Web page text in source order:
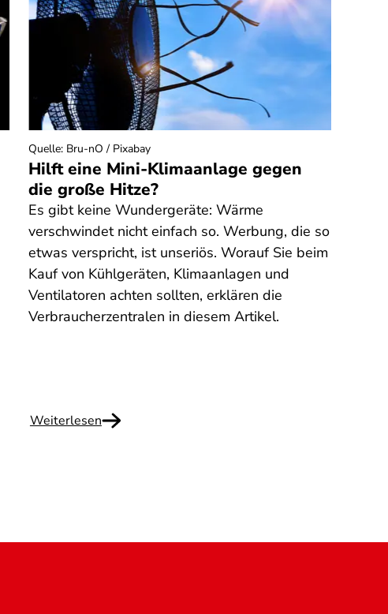
Hilft eine Mini-Klimaanlage gegen
die große Hitze?
Es gibt keine Wundergeräte: Wärme
verschwindet nicht einfach so. Werbung, die so
etwas verspricht, ist unseriös. Worauf Sie beim
Kauf von Kühlgeräten, Klimaanlagen und
Ventilatoren achten sollten, erklären die
Verbraucherzentralen in diesem Artikel.
Weiterlesen
Quelle: Bru-nO / Pixabay